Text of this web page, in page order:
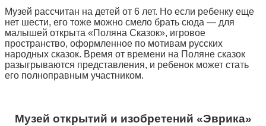
Музей рассчитан на детей от 6 лет. Но если ребенку еще
нет шести, его тоже можно смело брать сюда — для
малышей открыта «Поляна Сказок», игровое
пространство, оформленное по мотивам русских
народных сказок. Время от времени на Поляне сказок
разыгрываются представления, и ребенок может стать
его полноправным участником.
Музей открытий и изобретений «Эврика»